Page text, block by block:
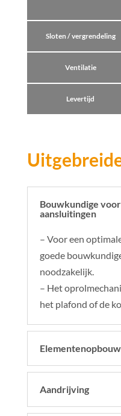
Sloten / vergrendeling
Ventilatie
Levertijd
Bouwkundige
aansluitingen
– Voor een
goede
noodzakelijk.
– Het
het plafond of de
Elementenopbouw
Aandrijving